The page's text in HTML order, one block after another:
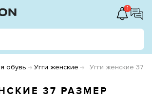
1
обувь Угги женские Угги женские 37
37 РАЗМЕР